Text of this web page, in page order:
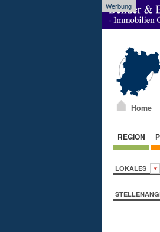
Werbung
Home
REGION
LOKALES